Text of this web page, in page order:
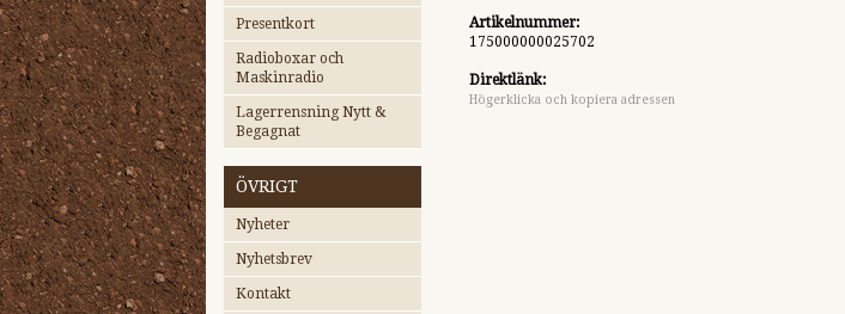
Presentkort
Radioboxar och
Maskinradio
Lagerrensning Nytt &
Begagnat
ÖVRIGT
Nyheter
Nyhetsbrev
Kontakt
Artikelnummer:
175000000025702
Direktlänk:
Högerklicka och kopiera adressen